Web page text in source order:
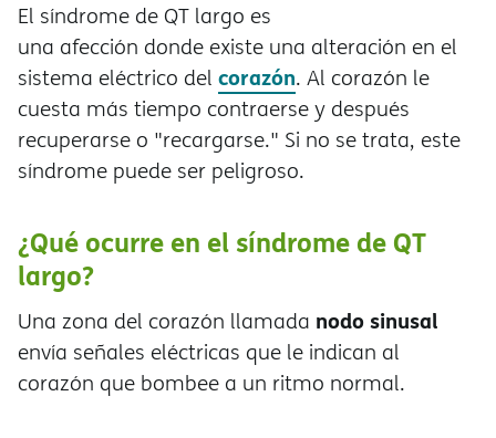
El síndrome de QT largo es
una afección donde existe una alteración en el
sistema eléctrico del corazón. Al corazón le
cuesta más tiempo contraerse y después
recuperarse o "recargarse." Si no se trata, este
síndrome puede ser peligroso.
¿Qué ocurre en el síndrome de QT
largo?
Una zona del corazón llamada nodo sinusal
envía señales eléctricas que le indican al
corazón que bombee a un ritmo normal.